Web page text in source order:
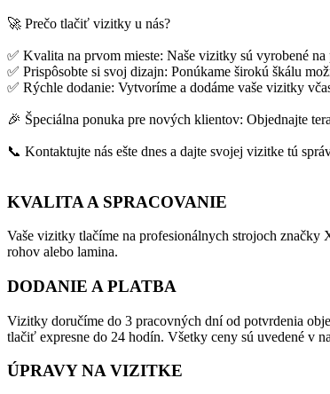
🚀 Prečo tlačiť vizitky u nás?
✅ Kvalita na prvom mieste: Naše vizitky sú vyrobené
✅ Prispôsobte si svoj dizajn: Ponúkame širokú škálu
✅ Rýchle dodanie: Vytvoríme a dodáme vaše vizitky
🎉 Špeciálna ponuka pre nových klientov: Objednajte
📞 Kontaktujte nás ešte dnes a dajte svojej vizitke tú
KVALITA A SPRACOVANIE
Vaše vizitky tlačíme na profesionálnych strojoch
rohov alebo lamina.
DODANIE A PLATBA
Vizitky doručíme do 3 pracovných dní od potvrdenia
tlačiť expresne do 24 hodín. Všetky ceny sú uvedené v
ÚPRAVY NA VIZITKE